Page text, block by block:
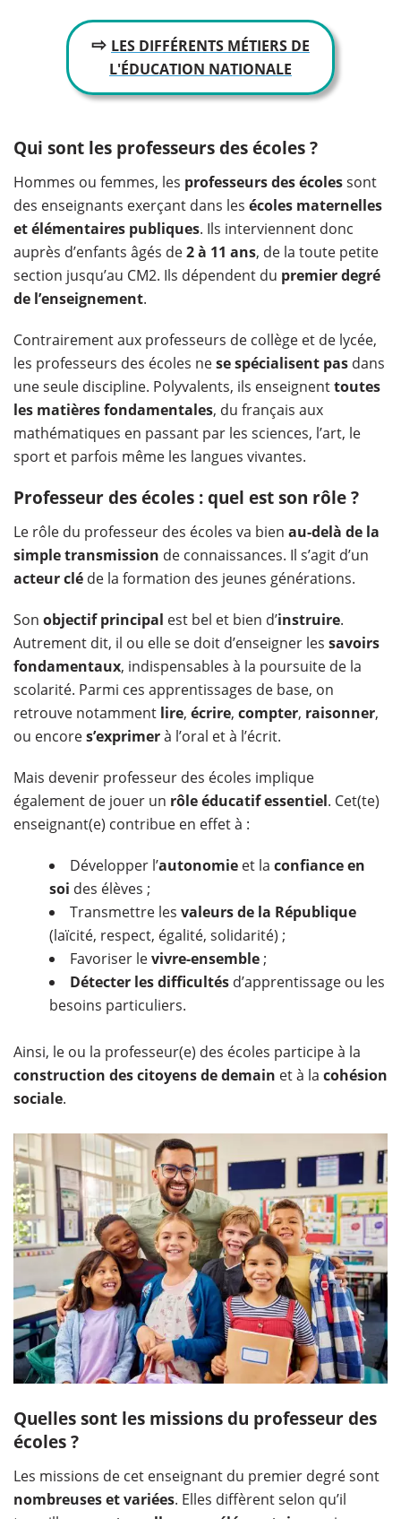
⇨ LES DIFFÉRENTS MÉTIERS DE
L'ÉDUCATION NATIONALE
Qui sont les professeurs des écoles ?
Hommes ou femmes, les professeurs des écolessont
des enseignants exerçant dans les écoles maternelles
et élémentaires publiques. Ils interviennent donc
auprès d’enfants âgés de2 à 11 ans, de la toute petite
section jusqu’au CM2. Ils dépendent du premier degré
de l’enseignement.
Contrairement aux professeurs de collège et de lycée,
les professeurs des écoles nese spécialisent pas dans
une seule discipline. Polyvalents, ils enseignenttoutes
les matières fondamentales, du français aux
mathématiques en passant par les sciences, l’art, le
sport et parfois même les langues vivantes.
Professeur des écoles : quel est son rôle ?
Le rôle du professeur des écoles va bien au-delà de la
simple transmission de connaissances. Il s’agit d’un
acteur clé de la formation des jeunes générations.
Son objectif principal est bel et bien d’instruire.
Autrement dit, il ou elle se doit d’enseigner les savoirs
fondamentaux, indispensables à la poursuite de la
scolarité. Parmi ces apprentissages de base, on
retrouve notamment lire, écrire, compter, raisonner,
ou encores’exprimerà l’oral et à l’écrit.
Mais devenir professeur des écoles implique
également de jouer un rôle éducatif essentiel. Cet(te)
enseignant(e) contribue en effet à :
Développer l’autonomie et la confiance en
soi des élèves ;
Transmettre les valeurs de la République
(laïcité, respect, égalité, solidarité) ;
Favoriser levivre-ensemble ;
Détecter les difficultés d’apprentissage ou les
besoins particuliers.
Ainsi, le ou la professeur(e) des écoles participe à la
construction des citoyens de demain et à la cohésion
sociale.
Quelles sont les missions du professeur des
écoles ?
Les missions de cet enseignant du premier degré sont
nombreuses et variées. Elles diffèrent selon qu’il